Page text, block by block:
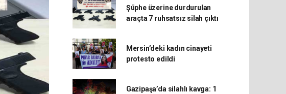
Şüphe üzerine durdurulan
araçta 7 ruhsatsız silah çıktı
Mersin’deki kadın cinayeti
protesto edildi
Gazipaşa’da silahlı kavga: 1